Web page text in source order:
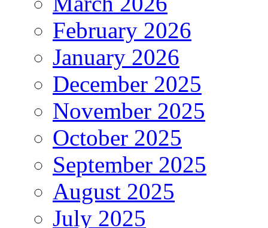
February 2026
January 2026
December 2025
November 2025
October 2025
September 2025
August 2025
July 2025